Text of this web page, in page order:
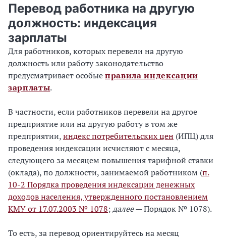
Перевод работника на другую
должность: индексация
зарплаты
Для работников, которых перевели на другую
должность или работу законодательство
предусматривает особыеправила индексации
зарплаты.
В частности, если работников перевели на другое
предприятие или на другую работу в том же
предприятии,индекс потребительских цен (ИПЦ) для
проведения индексации исчисляют с месяца,
следующего за месяцем повышения тарифной ставки
(оклада), по должности, занимаемой работником (п.
10-2 Порядка проведения индексации денежных
доходов населения, утвержденного постановлением
КМУ от 17.07.2003 № 1078;далее— Порядок № 1078).
То есть, за перевод ориентируйтесь на месяц